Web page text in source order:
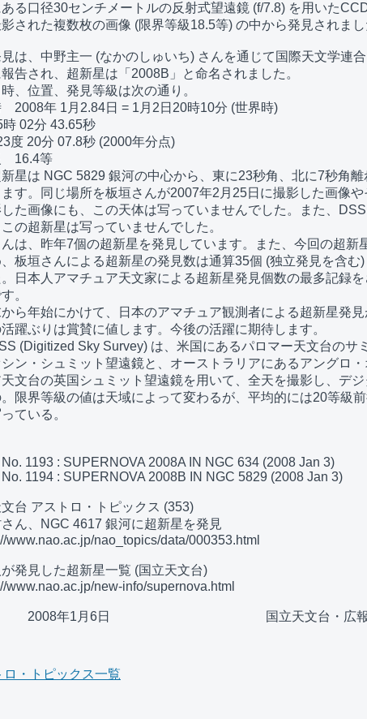
る口径30センチメートルの反射式望遠鏡 (f/7.8) を用いた
された複数枚の画像 (限界等級18.5等) の中から発見されまし
は、中野主一 (なかのしゅいち) さんを通じて国際天文学連合
告され、超新星は「2008B」と命名されました。
、位置、発見等級は次の通り。
2008年 1月2.84日 = 1月2日20時10分 (世界時)
02分 43.65秒
度 20分 07.8秒 (2000年分点)
16.4等
星は NGC 5829 銀河の中心から、東に23秒角、北に7秒角離
す。同じ場所を板垣さんが2007年2月25日に撮影した画像や
た画像にも、この天体は写っていませんでした。また、
の超新星は写っていませんでした。
は、昨年7個の超新星を発見しています。また、今回の超新
、板垣さんによる超新星の発見数は通算35個 (独立発見を含む)
。日本人アマチュア天文家による超新星発見個数の最多記録を
。
ら年始にかけて、日本のアマチュア観測者による超新星発見
躍ぶりは賞賛に値します。今後の活躍に期待します。
(Digitized Sky Survey) は、米国にあるパロマー天文台のサ
ン・シュミット望遠鏡と、オーストラリアにあるアングロ・
天文台の英国シュミット望遠鏡を用いて、全天を撮影し、デ
。限界等級の値は天域によって変わるが、平均的には20等級
ている。
1193 : SUPERNOVA 2008A IN NGC 634 (2008 Jan 3)
1194 : SUPERNOVA 2008B IN NGC 5829 (2008 Jan 3)
台 アストロ・トピックス (353)
、NGC 4617 銀河に超新星を発見
nao_topics/data/000353.html
発見した超新星一覧 (国立天文台)
new-info/supernova.html
1月6日　　　　　　　　　　　　国立天文台・広
ロ・トピックス一覧